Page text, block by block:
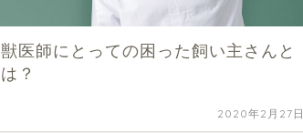
獣医師にとっての困った飼い主さんと
は？
2020年2月27日